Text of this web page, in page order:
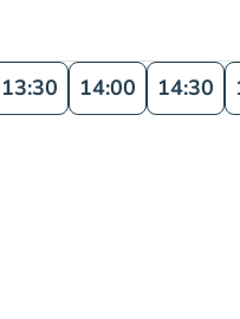
13:30 14:00 14:30